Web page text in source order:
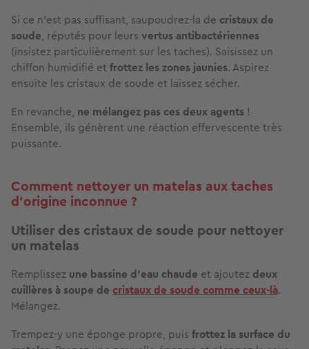
Si ce n'est pas suffisant, saupoudrez-la de cristaux de
soude, réputés pour leurs vertus antibactériennes
(insistez particulièrement sur les taches). Saisissez un
chiffon humidifié et frottez les zones jaunies. Aspirez
ensuite les cristaux de soude et laissez sécher.
En revanche, ne mélangez pas ces deux agents !
Ensemble, ils génèrent une réaction effervescente très
puissante.
Comment nettoyer un matelas aux taches
d’origine inconnue ?
Utiliser des cristaux de soude pour nettoyer
un matelas
Remplissez une bassine d’eau chaude et ajoutez deux
cuillères à soupe de cristaux de soude comme ceux-là.
Mélangez.
Trempez-y une éponge propre, puis frottez la surface du